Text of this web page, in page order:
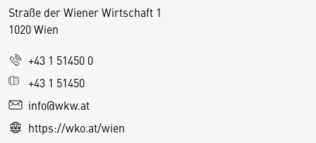
Straße der Wiener Wirtschaft 1
1020 Wien
+43 1 51450 0
+43 1 51450
info@wkw.at
https://wko.at/wien
D
e
s